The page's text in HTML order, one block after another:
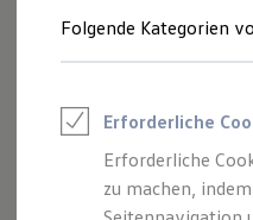
Junge
Leasing
Leasing-
Der T-Roc
Folgende Kategorien
Erforderliche
Erforderliche
zu machen,